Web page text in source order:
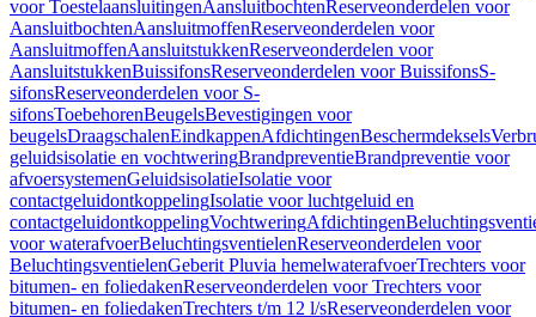
voor ToestelaansluitingenAansluitbochtenReserveonderdelen voor
AansluitbochtenAansluitmoffenReserveonderdelen voor
AansluitmoffenAansluitstukkenReserveonderdelen voor
AansluitstukkenBuissifonsReserveonderdelen voor BuissifonsS-
sifonsReserveonderdelen voor S-
sifonsToebehorenBeugelsBevestigingen voor
beugelsDraagschalenEindkappenAfdichtingenBeschermdeksels
geluidsisolatie en vochtweringBrandpreventieBrandpreventie voor
afvoersystemenGeluidsisolatieIsolatie voor
contactgeluidontkoppelingIsolatie voor luchtgeluid en
contactgeluidontkoppelingVochtweringAfdichtingen
voor waterafvoerBeluchtingsventielenReserveonderdelen voor
BeluchtingsventielenGeberit Pluvia hemelwaterafvoerTrechters voor
bitumen- en foliedakenReserveonderdelen voor Trechters voor
bitumen- en foliedakenTrechters t/m 12 l/sReserveonderdelen voor